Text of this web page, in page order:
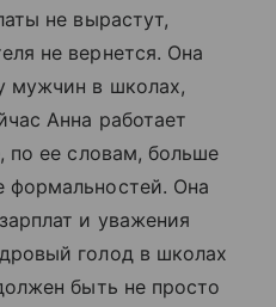
не вырастут,
не вернется. Она
мужчин в школах,
Анна работает
по ее словам, больше
формальностей. Она
и уважения
голод в школах
быть не просто